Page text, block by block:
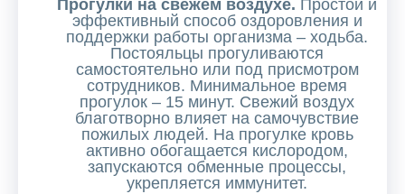
Прогулки на свежем воздухе. Простой и
эффективный способ оздоровления и
поддержки работы организма – ходьба.
Постояльцы прогуливаются
самостоятельно или под присмотром
сотрудников. Минимальное время
прогулок – 15 минут. Свежий воздух
благотворно влияет на самочувствие
пожилых людей. На прогулке кровь
активно обогащается кислородом,
запускаются обменные процессы,
укрепляется иммунитет.